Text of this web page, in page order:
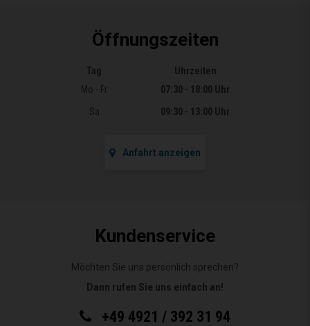
Öffnungszeiten
Öffnungszeiten
Tag
Uhrzeiten
Mo - Fr
07:30 - 18:00 Uhr
Sa
09:30 - 13:00 Uhr
Anfahrt anzeigen
Kundenservice
Möchten Sie uns persönlich sprechen?
Dann rufen Sie uns einfach an!
+49 4921 / 392 31 94